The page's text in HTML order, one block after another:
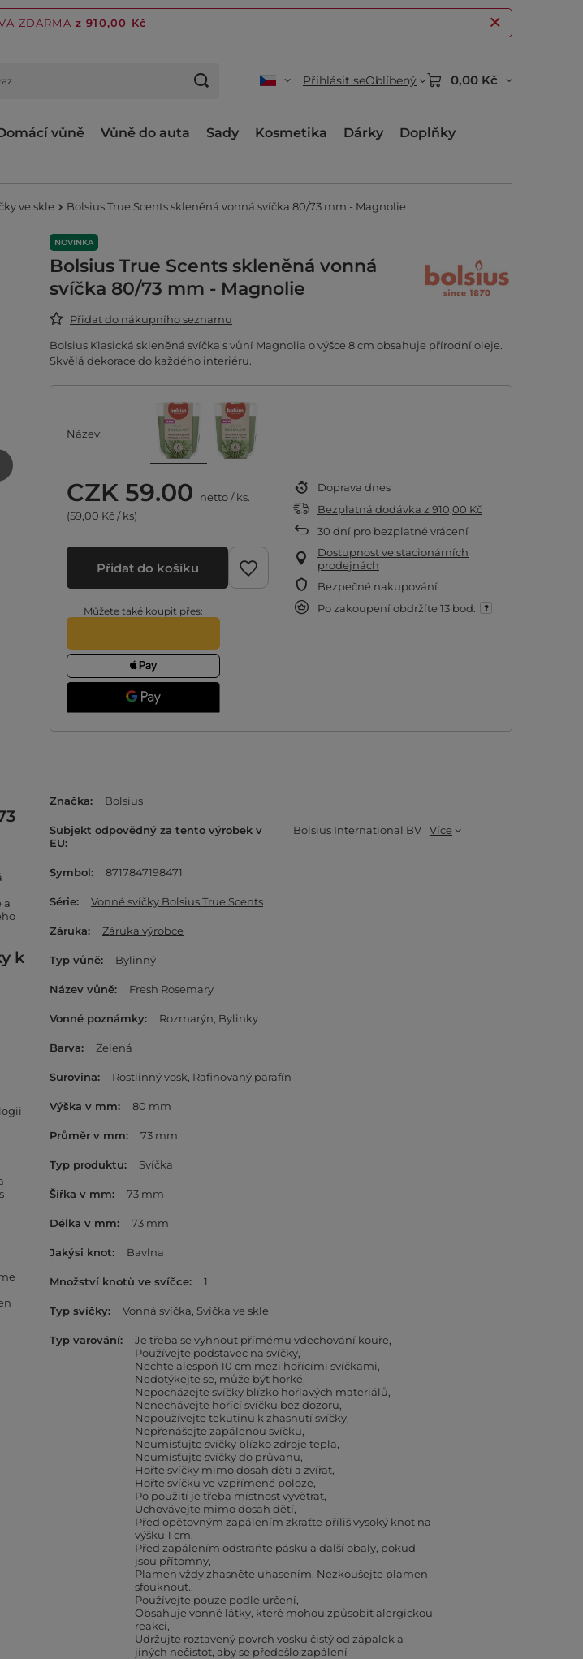
ZDARMA z 910,00 Kč
Přihlásit seOblíbený 0,00 Kč
vůně Vůně do auta Sady Kosmetika Dárky
Doplňky
ve skle Bolsius True Scents skleněná vonná svíčka 80/73 mm - Magnolie
NOVINKA
Bolsius True Scents skleněná vonná
svíčka 80/73 mm - Magnolie
Přidat do nákupního seznamu
Bolsius Klasická skleněná svíčka s vůní Magnolia o výšce 8 cm obsahuje přírodní oleje.
Skvělá dekorace do každého interiéru.
Název
CZK 59.00 netto/ks.
(59,00 Kč / ks)
Přidat do košíku
Můžete také koupit přes:
Doprava dnes
Bezplatná dodávka z 910,00 Kč
30 dní pro bezplatné vrácení
Dostupnost ve stacionárních
prodejnách
Bezpečné nakupování
Po zakoupení obdržíte 13 bod.
a
k
Značka Bolsius
Subjekt odpovědný za tento výrobek v
EU
Bolsius International BV Více
Symbol 8717847198471
Série Vonné svíčky Bolsius True Scents
Záruka Záruka výrobce
Typ vůně Bylinný
Název vůně Fresh Rosemary
Vonné poznámky Rozmarýn Bylinky
Barva Zelená
Surovina Rostlinný vosk Rafinovaný parafín
Výška v mm 80 mm
Průměr v mm 73 mm
Typ produktu Svíčka
Šířka v mm 73 mm
Délka v mm 73 mm
Jakýsi knot Bavlna
Množství knotů ve svíčce 1
Typ svíčky Vonná svíčka Svíčka ve skle
Typ varování
Je třeba se vyhnout přímému vdechování kouře
Používejte podstavec na svíčky
Nechte alespoň 10 cm mezi hořícími svíčkami
Nedotýkejte se, může být horké
Nepocházejte svíčky blízko hořlavých materiálů
Nenechávejte hořící svíčku bez dozoru
Nepoužívejte tekutinu k zhasnutí svíčky
Nepřenášejte zapálenou svíčku
Neumisťujte svíčky blízko zdroje tepla
Neumisťujte svíčky do průvanu
Hořte svíčky mimo dosah dětí a zvířat
Hořte svíčku ve vzpřímené poloze
Po použití je třeba místnost vyvětrat
Uchovávejte mimo dosah dětí
Před opětovným zapálením zkraťte příliš vysoký knot na
výšku 1 cm
Před zapálením odstraňte pásku a další obaly, pokud
jsou přítomny
Plamen vždy zhasněte uhasením. Nezkoušejte plamen
sfouknout.
Používejte pouze podle určení
Obsahuje vonné látky, které mohou způsobit alergickou
reakci
Udržujte roztavený povrch vosku čistý od zápalek a
jiných nečistot, aby se předešlo zapálení